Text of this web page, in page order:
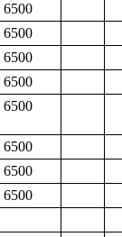
6500
6500
6500
6500
6500
6500
6500
6500